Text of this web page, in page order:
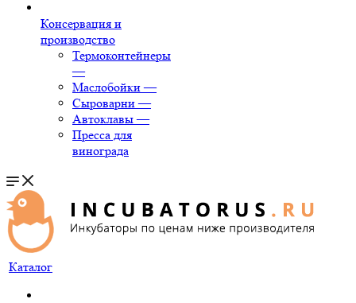
Консервация и
производство
Термоконтейнеры
—
Маслобойки —
Сыроварни —
Автоклавы —
Пресса для
винограда
Каталог